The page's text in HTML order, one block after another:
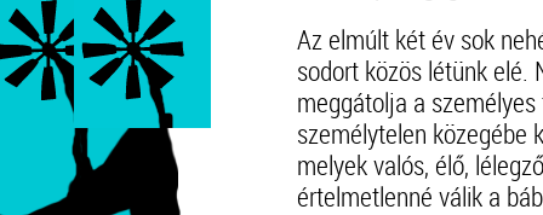
Az elmúlt két év sok
sodort közös létünk elé.
meggátolja a
személytelen közegébe
melyek valós, élő,
értelmetlenné válik a